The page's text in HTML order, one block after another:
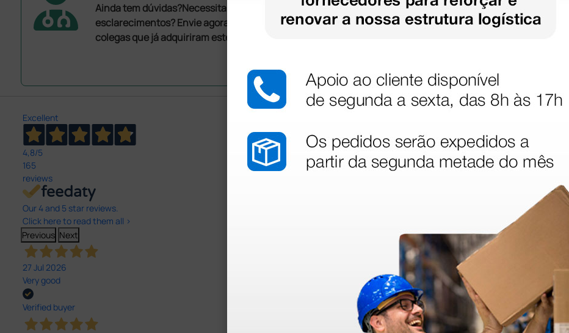
Ainda tem dúvidas?Necessita de mais
esclarecimentos? Envie agora a sua questão aos
colegas que já adquiriram este produto.
Excellent
4,8/5
165
reviews
Our 4 and 5 star reviews.
Click here to read them all >
Previous Next
27 Jul 2026
Very good
Verified buyer